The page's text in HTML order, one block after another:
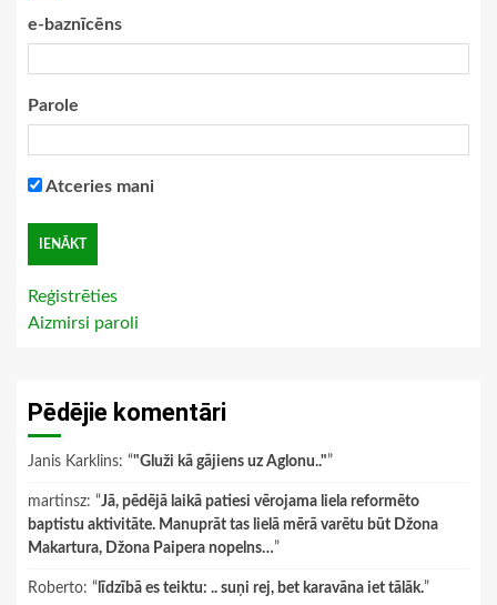
e-baznīcēns
Parole
Atceries mani
Reģistrēties
Aizmirsi paroli
Pēdējie komentāri
Janis Karklins: “"Gluži kā gājiens uz Aglonu.."”
martinsz: “Jā, pēdējā laikā patiesi vērojama liela reformēto
baptistu aktivitāte. Manuprāt tas lielā mērā varētu būt Džona
Makartura, Džona Paipera nopelns…”
Roberto: “ līdzībā es teiktu: .. suņi rej, bet karavāna iet tālāk.”